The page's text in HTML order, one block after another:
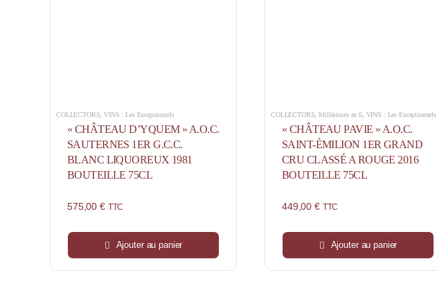
COLLECTORS,VINS : Les Exceptionnels
« CHÂTEAU D’YQUEM » A.O.C.
SAUTERNES 1ER G.C.C.
BLANC LIQUOREUX 1981
BOUTEILLE 75CL
575,00 € TTC
Ajouter au panier
COLLECTORS,Millésimes en 6, VINS : Les Exceptionnels
« CHÂTEAU PAVIE » A.O.C.
SAINT-ÉMILION 1ER GRAND
CRU CLASSÉ A ROUGE 2016
BOUTEILLE 75CL
449,00 € TTC
Ajouter au panier